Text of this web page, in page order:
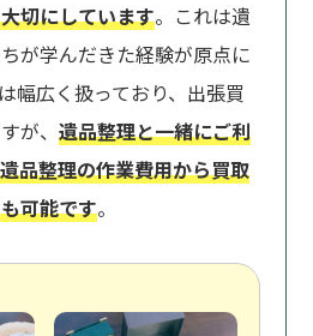
切にしています。これは遺
が学んだきた経験が原点に
幅広く扱っており、出張買
が、 遺品整理と一緒にご利
品整理の作業費用から買取
可能です。